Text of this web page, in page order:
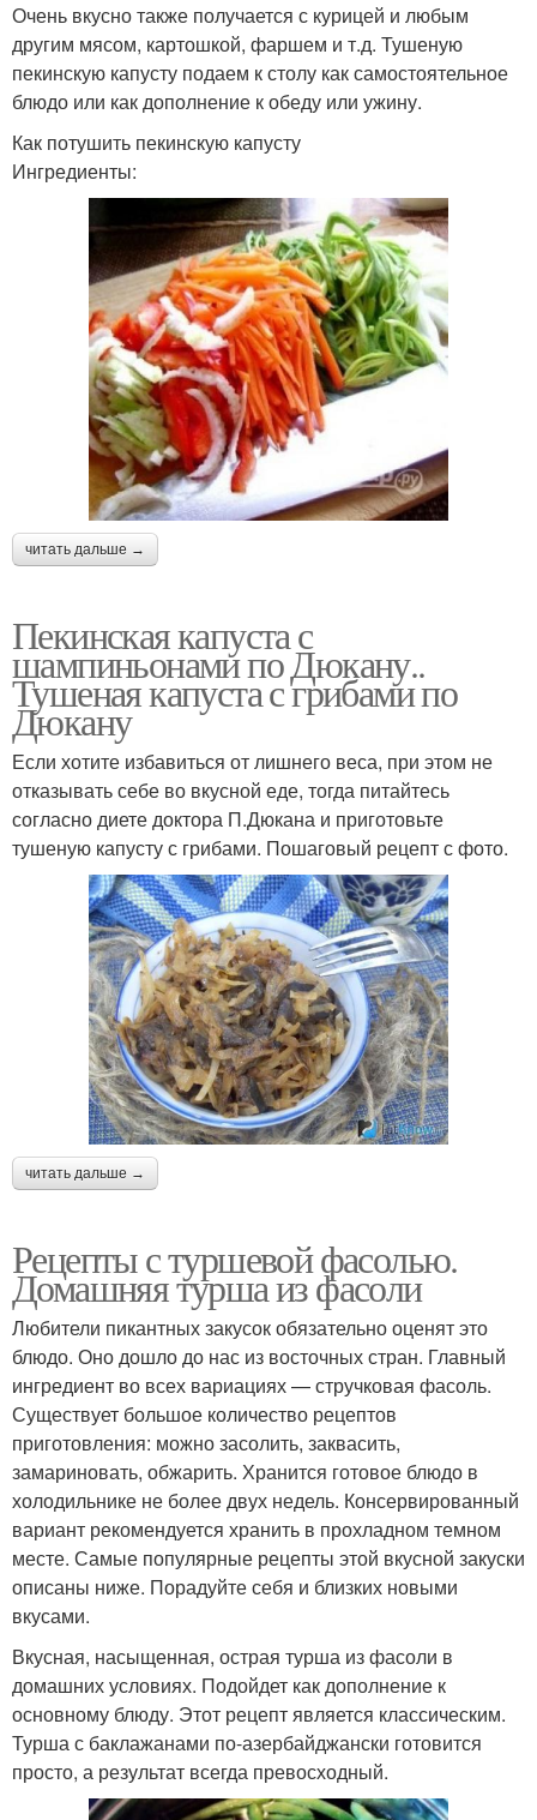
Очень вкусно также получается с курицей и любым
другим мясом, картошкой, фаршем и т.д. Тушеную
пекинскую капусту подаем к столу как самостоятельное
блюдо или как дополнение к обеду или ужину.
Как потушить пекинскую капусту
Ингредиенты:
читать дальше →
Пекинская капуста с
шампиньонами по Дюкану..
Тушеная капуста с грибами по
Дюкану
Если хотите избавиться от лишнего веса, при этом не
отказывать себе во вкусной еде, тогда питайтесь
согласно диете доктора П.Дюкана и приготовьте
тушеную капусту с грибами. Пошаговый рецепт с фото.
читать дальше →
Рецепты с туршевой фасолью.
Домашняя турша из фасоли
Любители пикантных закусок обязательно оценят это
блюдо. Оно дошло до нас из восточных стран. Главный
ингредиент во всех вариациях — стручковая фасоль.
Существует большое количество рецептов
приготовления: можно засолить, заквасить,
замариновать, обжарить. Хранится готовое блюдо в
холодильнике не более двух недель. Консервированный
вариант рекомендуется хранить в прохладном темном
месте. Самые популярные рецепты этой вкусной закуски
описаны ниже. Порадуйте себя и близких новыми
вкусами.
Вкусная, насыщенная, острая турша из фасоли в
домашних условиях. Подойдет как дополнение к
основному блюду. Этот рецепт является классическим.
Турша с баклажанами по-азербайджански готовится
просто, а результат всегда превосходный.